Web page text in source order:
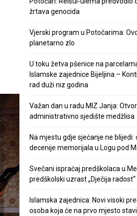
žrtava genocida
Vjerski program u Potočarima:
planetarno zlo
U toku žetva pšenice na
Islamske zajednice Bijeljina –
rad duži niz godina
Važan dan u radu MIZ Janja:
administrativno sjedište medžlisa
Na mjestu gdje sjećanje ne blijedi:
decenije memorijala u Logu pod
Svečani ispraćaj predškolaca u
predškolski uzrast „Dječija radost“
Islamska zajednica: Novi visoki
osoba koja će na prvo mjesto